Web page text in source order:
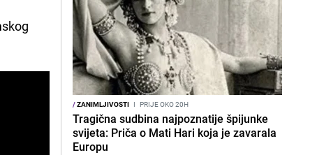
/ZANIMLJIVOSTI I PRIJE OKO 20H
Tragična sudbina najpoznatije špijunke
svijeta: Priča o Mati Hari koja je zavarala
Europu